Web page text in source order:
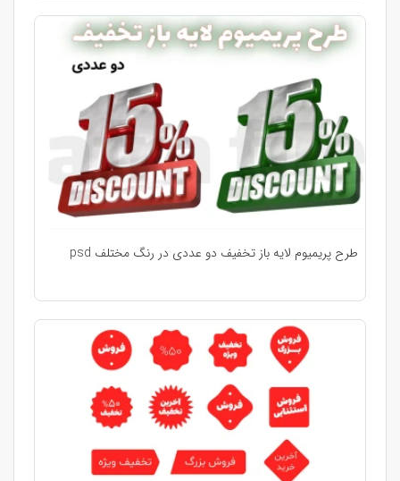
طرح پریمیوم لایه باز تخفیف دو عددی در رنگ مختلف psd